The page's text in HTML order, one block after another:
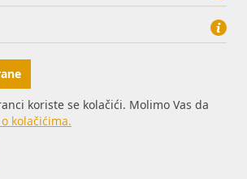
- Planirani radovi na plinskoj
radovi na plinskoj mreži - Lozan
radovi na plinskoj mreži - Osijek
koriste se kolačići. Molimo Vas da
kolačićima.